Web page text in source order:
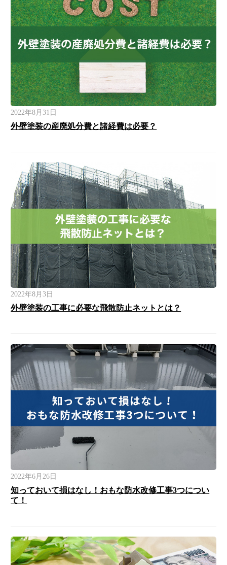
2022年8月31日
外壁塗装の産廃処分費と諸経費は必要？
2022年8月3日
外壁塗装の工事に必要な飛散防止ネットとは？
2022年6月26日
知っておいて損はなし！おもな防水改修工事3つについ
て！